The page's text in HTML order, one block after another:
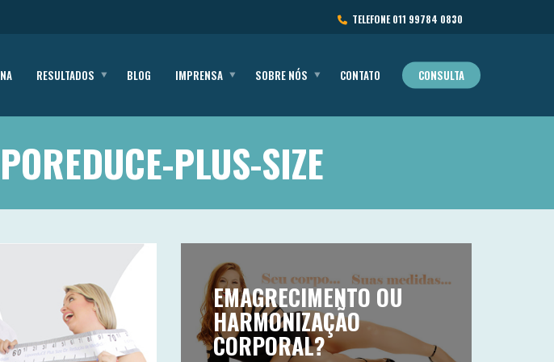
TELEFONE011 99784 0830
RESULTADOS BLOG IMPRENSA SOBRE NÓS CONTATO CONSULTA
PLUS-SIZE
EMAGRECIMENTO OU
HARMONIZAÇÃO
CORPORAL?